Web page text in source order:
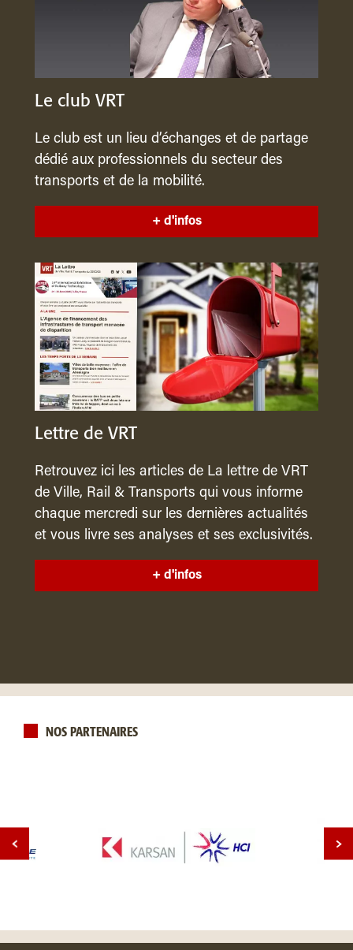
Le club VRT
Le club est un lieu d’échanges et de partage
dédié aux professionnels du secteur des
transports et de la mobilité.
+ d'infos
Lettre de VRT
Retrouvez ici les articles de La lettre de VRT
de Ville, Rail & Transports qui vous informe
chaque mercredi sur les dernières actualités
et vous livre ses analyses et ses exclusivités.
+ d'infos
NOS PARTENAIRES